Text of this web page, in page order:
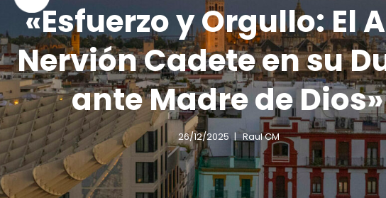
«Esfuerzo y Orgullo: El
Nervión Cadete en su
ante Madre de Dios»
26/12/2025 Raul CM